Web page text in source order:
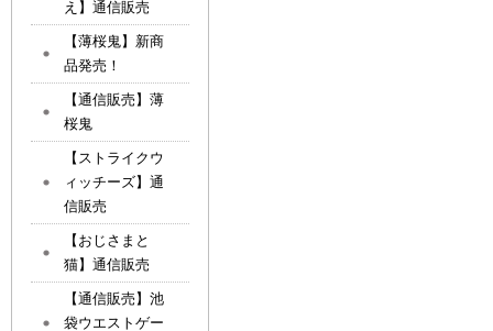
え】通信販売
【薄桜鬼】新商
品発売！
【通信販売】薄
桜鬼
【ストライクウ
ィッチーズ】通
信販売
【おじさまと
猫】通信販売
【通信販売】池
袋ウエストゲー